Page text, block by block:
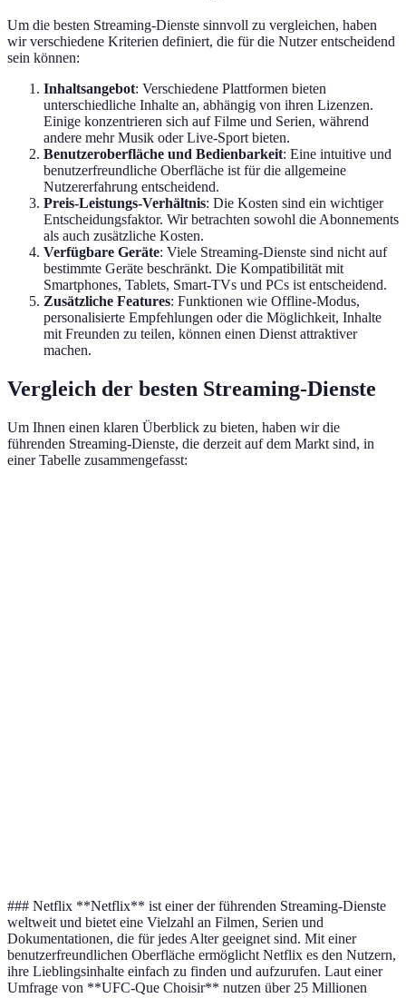
Um die besten Streaming-Dienste sinnvoll zu vergleichen, haben
wir verschiedene Kriterien definiert, die für die Nutzer entscheidend
sein können:
Inhaltsangebot: Verschiedene Plattformen bieten
unterschiedliche Inhalte an, abhängig von ihren Lizenzen.
Einige konzentrieren sich auf Filme und Serien, während
andere mehr Musik oder Live-Sport bieten.
Benutzeroberfläche und Bedienbarkeit: Eine intuitive und
benutzerfreundliche Oberfläche ist für die allgemeine
Nutzererfahrung entscheidend.
Preis-Leistungs-Verhältnis: Die Kosten sind ein wichtiger
Entscheidungsfaktor. Wir betrachten sowohl die Abonnements
als auch zusätzliche Kosten.
Verfügbare Geräte: Viele Streaming-Dienste sind nicht auf
bestimmte Geräte beschränkt. Die Kompatibilität mit
Smartphones, Tablets, Smart-TVs und PCs ist entscheidend.
Zusätzliche Features: Funktionen wie Offline-Modus,
personalisierte Empfehlungen oder die Möglichkeit, Inhalte
mit Freunden zu teilen, können einen Dienst attraktiver
machen.
Vergleich der besten Streaming-Dienste
Um Ihnen einen klaren Überblick zu bieten, haben wir die
führenden Streaming-Dienste, die derzeit auf dem Markt sind, in
einer Tabelle zusammengefasst:
### Netflix **Netflix** ist einer der führenden Streaming-Dienste
weltweit und bietet eine Vielzahl an Filmen, Serien und
Dokumentationen, die für jedes Alter geeignet sind. Mit einer
benutzerfreundlichen Oberfläche ermöglicht Netflix es den Nutzern,
ihre Lieblingsinhalte einfach zu finden und aufzurufen. Laut einer
Umfrage von **UFC-Que Choisir** nutzen über 25 Millionen